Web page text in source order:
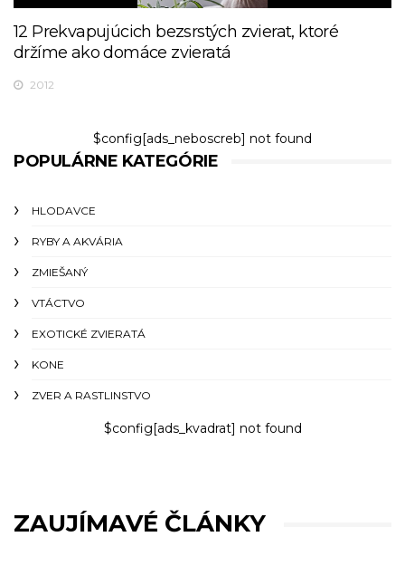
12 Prekvapujúcich bezsrstých zvierat, ktoré
držíme ako domáce zvieratá
2012
$config[ads_neboscreb] not found
POPULÁRNE KATEGÓRIE
HLODAVCE
RYBY A AKVÁRIA
ZMIEŠANÝ
VTÁCTVO
EXOTICKÉ ZVIERATÁ
KONE
ZVER A RASTLINSTVO
$config[ads_kvadrat] not found
ZAUJÍMAVÉ ČLÁNKY